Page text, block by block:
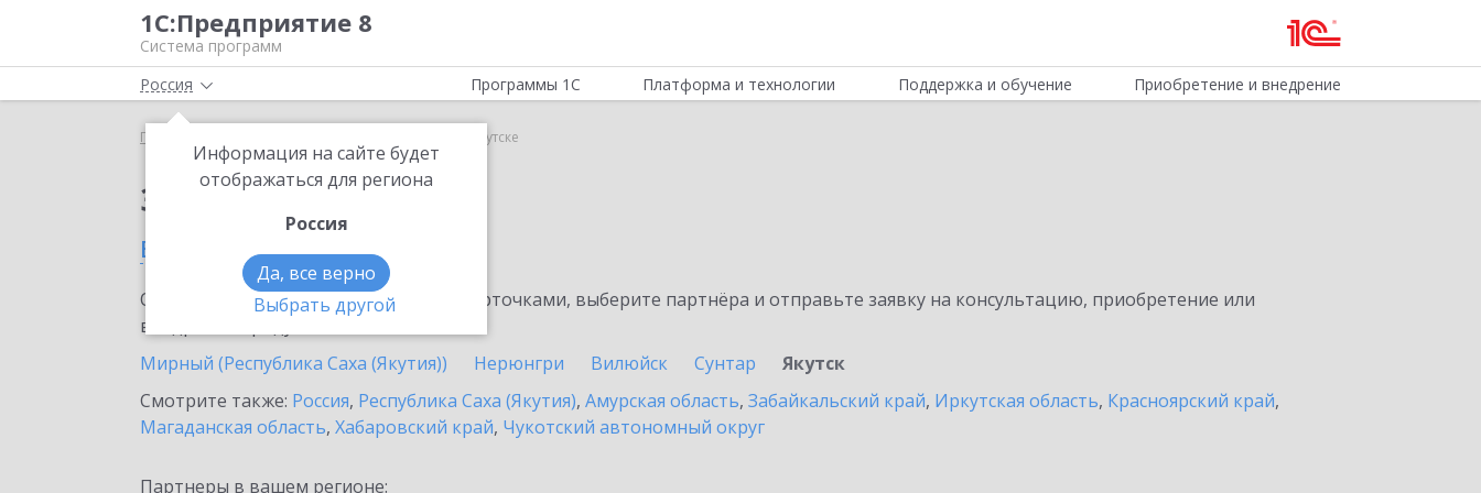
1С:Предприятие 8
Система программ
Россия
Информация на сайте будет
отображаться для региона
Россия
Да, все верно
Выбрать другой
Программы 1С Платформа и технологии Поддержка и обучение Приобретение и внедрение
Главная 1С-ОФД в Якутске
Заказать 1С-ОФД
в Якутске
Ознакомьтесь с информационными карточками, выберите партнёра и отправьте заявку на консультацию, приобретение или
внедрение продукта.
Мирный (Республика Саха (Якутия))
Нерюнгри Вилюйск Сунтар
Якутск
Смотрите также: Россия, Республика Саха (Якутия), Амурская область, Забайкальский край, Иркутская область, Красноярский край,
Магаданская область, Хабаровский край, Чукотский автономный округ
Партнеры в вашем регионе: